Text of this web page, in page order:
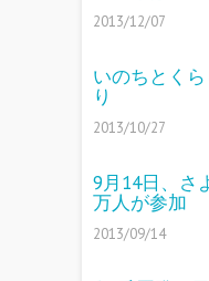
2013/12/07
いのちとく
り
2013/10/27
9月14日、さ
万人が参加
2013/09/14